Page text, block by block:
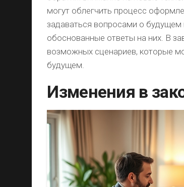
ипотеку
или
потребительский
кредит?
все
плюсы
минусы!
могут облегчить процесс
задаваться вопросами о будущем
обоснованные ответы на них. В
возможных сценариев, которые
будущем.
Изменения в